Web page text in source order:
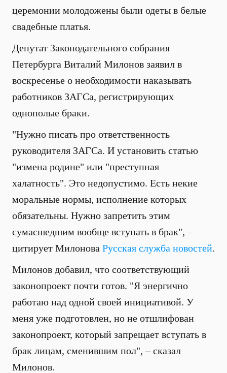
церемонии молодожены были одеты в белые
свадебные платья.
Депутат Законодательного собрания
Петербурга Виталий Милонов заявил в
воскресенье о необходимости наказывать
работников ЗАГСа, регистрирующих
однополые браки.
"Нужно писать про ответственность
руководителя ЗАГСа. И установить статью
"измена родине" или "преступная
халатность". Это недопустимо. Есть некие
моральные нормы, исполнение которых
обязательны. Нужно запретить этим
сумасшедшим вообще вступать в брак", –
цитирует Милонова Русская служба новостей.
Милонов добавил, что соответствующий
законопроект почти готов. "Я энергично
работаю над одной своей инициативой. У
меня уже подготовлен, но не отшлифован
законопроект, который запрещает вступать в
брак лицам, сменившим пол", – сказал
Милонов.